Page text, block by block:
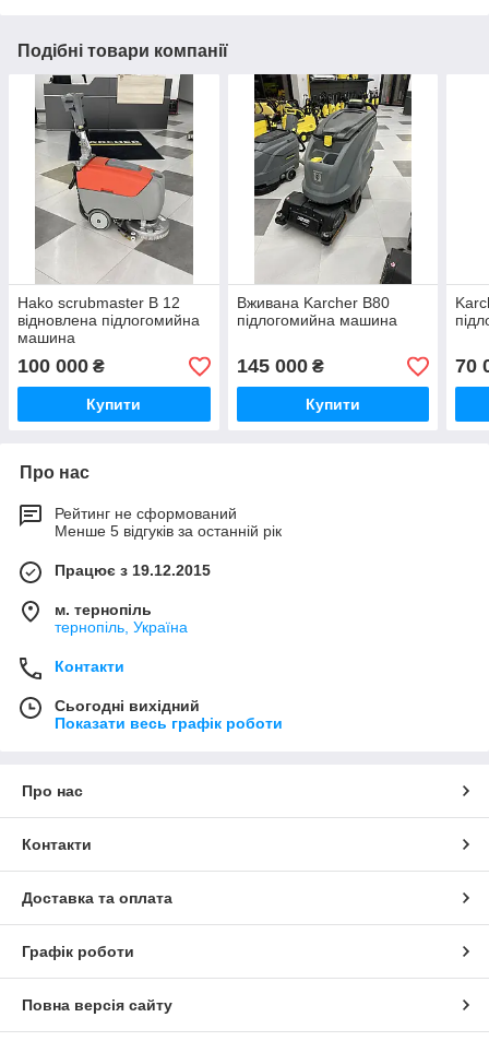
Подібні товари компанії
Hako scrubmaster B 12
відновлена підлогомийна
машина
100 000 ₴
Купити
Вживана Karcher B80
підлогомийна машина
145 000₴
Купити
70
Про нас
Рейтинг не сформований
Менше 5 відгуків за останній рік
Працює з 19.12.2015
м. тернопіль
тернопіль, Україна
Контакти
Сьогодні вихідний
Показати весь графік роботи
Про нас
Контакти
Доставка та оплата
Графік роботи
Повна версія сайту